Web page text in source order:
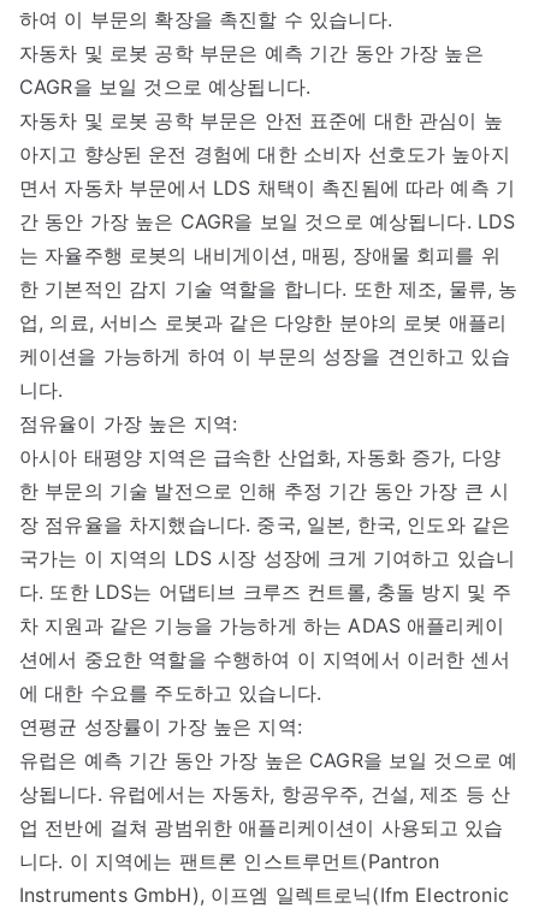
하여 이 부문의 확장을 촉진할 수 있습니다.
자동차 및 로봇 공학 부문은 예측 기간 동안 가장 높은
CAGR을 보일 것으로 예상됩니다.
자동차 및 로봇 공학 부문은 안전 표준에 대한 관심이 높
아지고 향상된 운전 경험에 대한 소비자 선호도가 높아지
면서 자동차 부문에서 LDS 채택이 촉진됨에 따라 예측 기
간 동안 가장 높은 CAGR을 보일 것으로 예상됩니다. LDS
는 자율주행 로봇의 내비게이션, 매핑, 장애물 회피를 위
한 기본적인 감지 기술 역할을 합니다. 또한 제조, 물류, 농
업, 의료, 서비스 로봇과 같은 다양한 분야의 로봇 애플리
케이션을 가능하게 하여 이 부문의 성장을 견인하고 있습
니다.
점유율이 가장 높은 지역:
아시아 태평양 지역은 급속한 산업화, 자동화 증가, 다양
한 부문의 기술 발전으로 인해 추정 기간 동안 가장 큰 시
장 점유율을 차지했습니다. 중국, 일본, 한국, 인도와 같은
국가는 이 지역의 LDS 시장 성장에 크게 기여하고 있습니
다. 또한 LDS는 어댑티브 크루즈 컨트롤, 충돌 방지 및 주
차 지원과 같은 기능을 가능하게 하는 ADAS 애플리케이
션에서 중요한 역할을 수행하여 이 지역에서 이러한 센서
에 대한 수요를 주도하고 있습니다.
연평균 성장률이 가장 높은 지역:
유럽은 예측 기간 동안 가장 높은 CAGR을 보일 것으로 예
상됩니다. 유럽에서는 자동차, 항공우주, 건설, 제조 등 산
업 전반에 걸쳐 광범위한 애플리케이션이 사용되고 있습
니다. 이 지역에는 팬트론 인스트루먼트(Pantron
Instruments GmbH), 이프엠 일렉트로닉(Ifm Electronic